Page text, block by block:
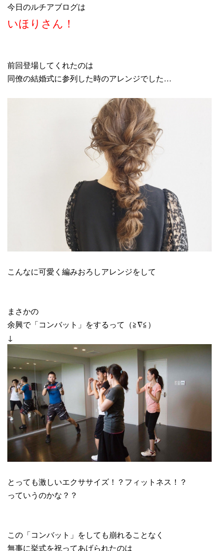
今日のルチアブログは
いほりさん！
前回登場してくれたのは
同僚の結婚式に参列した時のアレンジでした…
こんなに可愛く編みおろしアレンジをして
まさかの
余興で「コンバット」をするって（≧∇≦）
↓
とっても激しいエクササイズ！？フィットネス！？
っていうのかな？？
この「コンバット」をしても崩れることなく
無事に挙式を祝ってあげられたのは